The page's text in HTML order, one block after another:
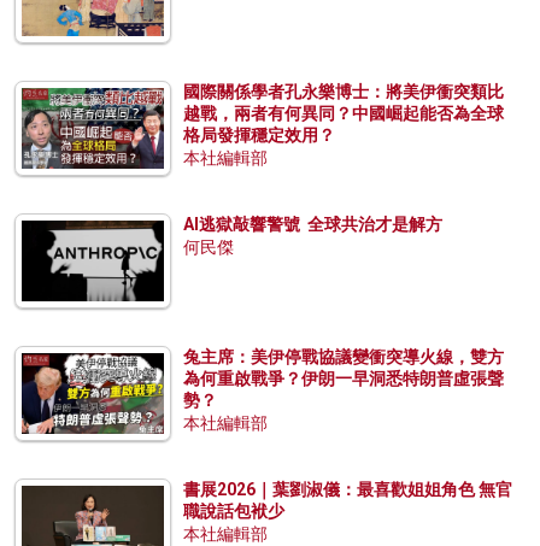
國際關係學者孔永樂博士：將美伊衝突類比
越戰，兩者有何異同？中國崛起能否為全球
格局發揮穩定效用？
本社編輯部
AI逃獄敲響警號 全球共治才是解方
何民傑
兔主席：美伊停戰協議變衝突導火線，雙方
為何重啟戰爭？伊朗一早洞悉特朗普虛張聲
勢？
本社編輯部
書展2026｜葉劉淑儀：最喜歡姐姐角色 無官
職說話包袱少
本社編輯部